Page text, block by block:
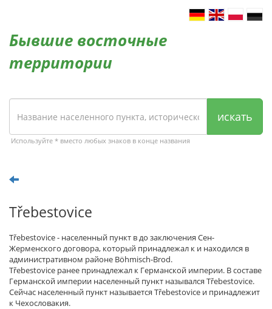
Бывшие восточные
территории
искать
Используйте * вместо любых знаков в конце названия
Třebestovice
Třebestovice - населенный пункт в до заключения Сен-
Жерменского договора, который принадлежал к и находился в
административном районе Böhmisch-Brod.
Třebestovice ранее принадлежал к Германской империи. В составе
Германской империи населенный пункт назывался Třebestovice.
Сейчас населенный пункт называется Třebestovice и принадлежит
к Чехословакия.